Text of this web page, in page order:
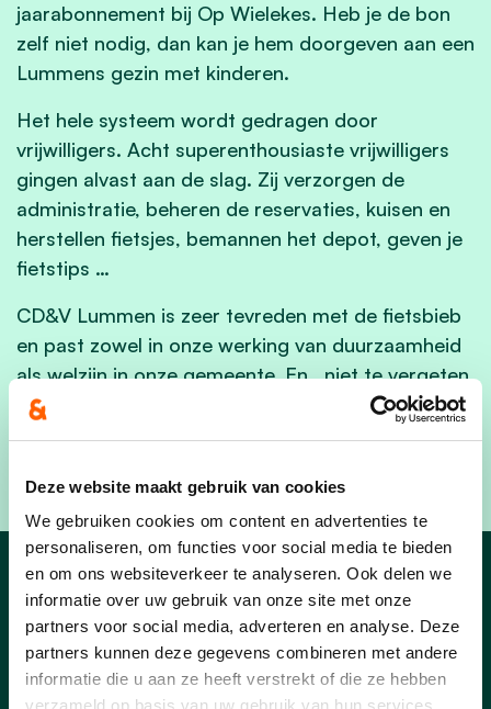
Deze website maakt gebruik van cookies
We gebruiken cookies om content en advertenties te
personaliseren, om functies voor social media te bieden
en om ons websiteverkeer te analyseren. Ook delen we
informatie over uw gebruik van onze site met onze
partners voor social media, adverteren en analyse. Deze
partners kunnen deze gegevens combineren met andere
informatie die u aan ze heeft verstrekt of die ze hebben
verzameld op basis van uw gebruik van hun services.
jaarabonnement bij Op Wielekes. Heb je de bon
zelf niet nodig, dan kan je hem doorgeven aan een
Lummens gezin met kinderen.
Het hele systeem wordt gedragen door
vrijwilligers. Acht superenthousiaste vrijwilligers
gingen alvast aan de slag. Zij verzorgen de
administratie, beheren de reservaties, kuisen en
herstellen fietsjes, bemannen het depot, geven je
fietstips …
CD&V Lummen is zeer tevreden met de fietsbieb
en past zowel in onze werking van duurzaamheid
als welzijn in onze gemeente. En , niet te vergeten
, op die manier wordt ook het fietsgebruik
gepromoot. Dat is natuurlijk een goede zaak voor
Nieuws